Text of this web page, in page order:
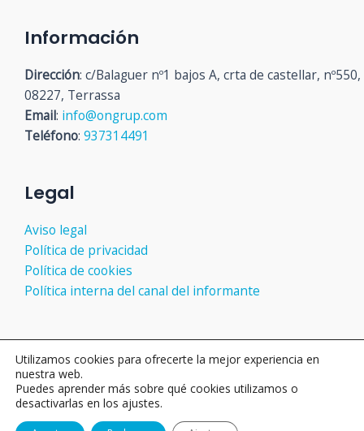
Información
Dirección: c/Balaguer nº1 bajos A, crta de castellar, nº550,
08227, Terrassa
Email: info@ongrup.com
Teléfono: 937314491
Legal
Aviso legal
Política de privacidad
Política de cookies
Política interna del canal del informante
Utilizamos cookies para ofrecerte la mejor experiencia en
nuestra web.
Puedes aprender más sobre qué cookies utilizamos o
desactivarlas en los ajustes.